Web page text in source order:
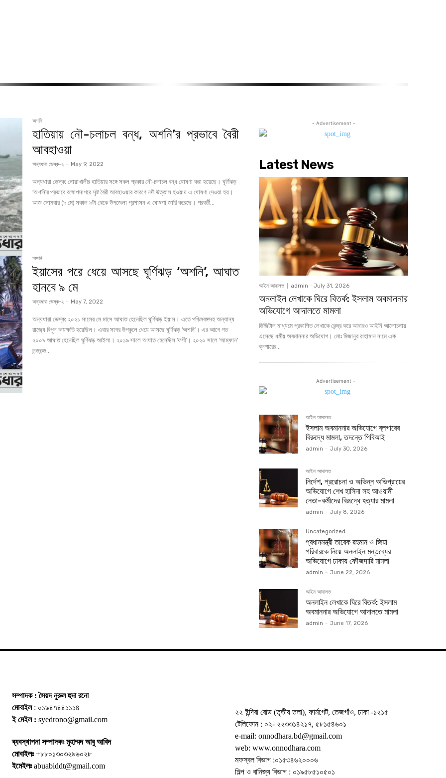
অশনি
হাতিয়ায় নৌ-চলাচল বন্ধ, অশনি’র প্রভাবে বৈরী
আবহাওয়া
অন্যধারা ডেস্ক-২ - May 9, 2022
অন্যধারা ডেস্ক: নোয়াখালীর হাতিয়ার সঙ্গে সকল প্রকার নৌ-চলাচল বন্ধ ঘোষণা করা হয়েছে। ঘূর্ণিঝড়
‘অশনি’র প্রভাবে বঙ্গোপসাগরে সৃষ্ট বৈরী আবহাওয়ার কারণে নদী উত্তাল হওয়ায় এ ঘোষণা দেওয়া হয়।
আজ সোমবার (৯ মে) সকাল ৯টা থেকে উপজেলা প্রশাসন এ ঘোষণা জারি করেছে। পরবর্তী...
অশনি
ইয়াসের পরে ধেয়ে আসছে ঘূর্ণিঝড় ‘অশনি’, আঘাত
হানবে ৯ মে
অন্যধারা ডেস্ক-২ - May 7, 2022
অন্যধারা ডেস্ক: ২০২১ সালের মে মাসে আঘাত হেনেছিল ঘূর্ণিঝড় ইয়াস। এতে পশ্চিমবঙ্গসহ অন্যান্য
রাজ্যে বিপুল ক্ষয়ক্ষতি হয়েছিল। এবার সাগর উপকুলে ধেয়ে আসছে ঘূর্ণিঝড় ‘অশনি’। এর আগে গত
২০০৯ আঘাত হেনেছিল ঘূর্ণিঝড় আইলা। ২০১৯ সালে আঘাত হেনেছিল ‘ফণী’। ২০২০ সালে ‘আম্ফান’
লন্ডভন্ড...
- Advertisement -
Latest News
আইন আদালত admin - July 31, 2026
অনলাইন লেখাকে ঘিরে বিতর্ক: ইসলাম অবমাননার
অভিযোগে আদালতে মামলা
ডিজিটাল মাধ্যমে প্রকাশিত লেখাকে কেন্দ্র করে আবারও আইনি আলোচনায়
এসেছে ধর্মীয় অবমাননার অভিযোগ। মোঃ মিজানুর রাহামান নামে এক
ব্লগারের...
- Advertisement -
আইন আদালত
ইসলাম অবমাননার অভিযোগে ব্লগারের
বিরুদ্ধে মামলা, তদন্তে পিবিআই
admin - July 30, 2026
আইন আদালত
নির্দেশ, প্ররোচনা ও অভিন্ন অভিপ্রায়ের
অভিযোগে শেখ হাসিনা সহ আওয়ামী
নেতা-কর্মীদের বিরূদ্ধে হত্যার মামলা
admin - July 8, 2026
Uncategorized
প্রধানমন্ত্রী তারেক রহমান ও জিয়া
পরিবারকে নিয়ে অনলাইন মন্তব্যের
অভিযোগে ঢাকায় ফৌজদারি মামলা
admin - June 22, 2026
আইন আদালত
অনলাইন লেখাকে ঘিরে বিতর্ক: ইসলাম
অবমাননার অভিযোগে আদালতে মামলা
admin - June 17, 2026
সম্পাদক : সৈয়দ নুরুল হুদা রনো
মোবাইল: ০১৯৪৭৪৪১১১৪
ই মেইল : syedrono@gmail.com
ব্যবস্থাপনা সম্পাদকঃ মুহাম্মদ আবু আবিদ
মোবাইলঃ+৮৮০১৩০৩২৯৬০২৮
ইমেইলঃabuabiddt@gmail.com
২২ ইন্দিরা রোড (তৃতীয় তলা), ফার্মগেট, তেজগাঁও, ঢাকা -১২১৫
টেলিফোন : ০২- ২২৩৩১৪২১৭, ৫৮১৫৪৬০১
e-mail: onnodhara.bd@gmail.com
web: www.onnodhara.com
মফস্বল বিভাগ :০১৫৩৪৬২০০০৬
শিল্প ও বানিজ্য বিভাগ : ০১৯৫৮৫১০৫০১